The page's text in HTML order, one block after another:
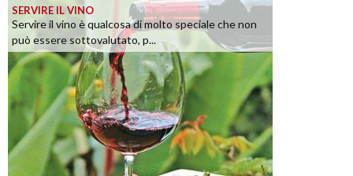
SERVIRE IL VINO
Servire il vino è qualcosa di molto speciale che non
può essere sottovalutato, p...